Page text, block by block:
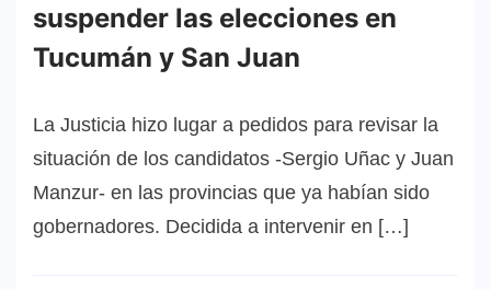
suspender las elecciones en
Tucumán y San Juan
La Justicia hizo lugar a pedidos para revisar la
situación de los candidatos -Sergio Uñac y Juan
Manzur- en las provincias que ya habían sido
gobernadores. Decidida a intervenir en […]